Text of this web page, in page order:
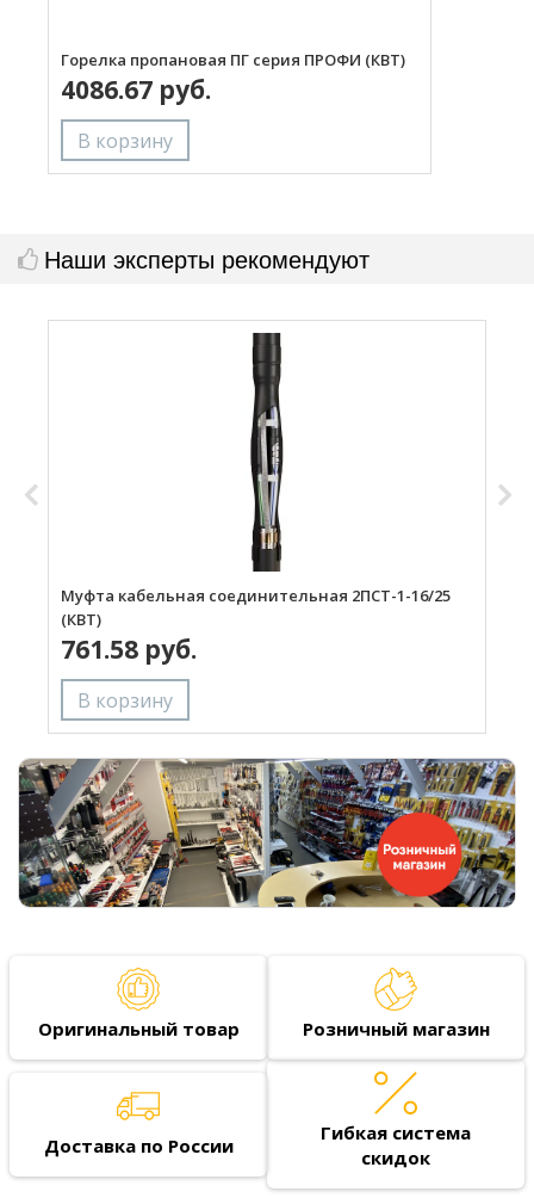
Горелка пропановая ПГ серия ПРОФИ (КВТ)
4086.67 руб.
Наши эксперты рекомендуют
Муфта кабельная соединительная 2ПСТ-1-16/25
(КВТ)
761.58 руб.
Оригинальный товар Розничный магазин
Доставка по России
Гибкая система
скидок